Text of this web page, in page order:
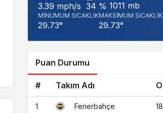
3.39 mph/s 34 % 1011 mb
MINUMUM SICAKLIK
29.73°
MAKSIMUM SICAKLIK
29.73°
Puan Durumu
# Takım Adı O
1 Fenerbahçe 18